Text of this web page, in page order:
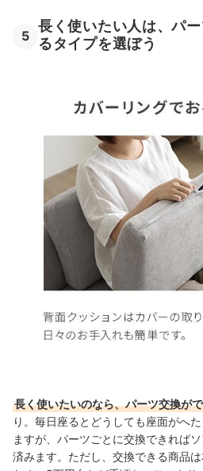
5
長く使いたい人は、パ
るタイプを選ぼう
長く使いたいのなら、パーツ交換が
り。毎日座るとどうしても座面がへ
ますが、 パーツごとに交換できれば
済みます。 ただし、交換できる商品